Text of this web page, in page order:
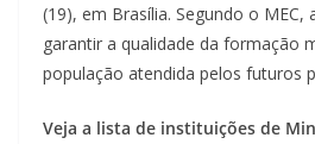
(19), em Brasília. Segundo o MEC,
garantir a qualidade da formação
população atendida pelos futuros
Veja a lista de instituições de